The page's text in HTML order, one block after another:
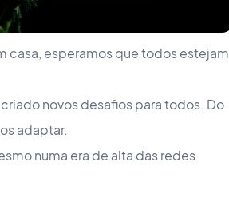
casa, esperamos que todos estejam
novos desafios para todos. Do
adaptar.
numa era de alta das redes